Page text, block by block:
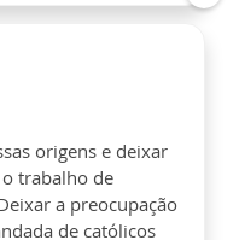
origens e deixar
trabalho de
a preocupação
de católicos